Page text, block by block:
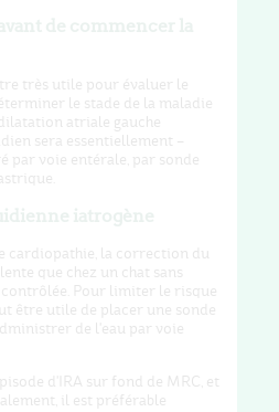
très utile pour évaluer le
le stade de la maladie
atriale gauche
sera essentiellement –
par voie entérale, par sonde
cardiopathie, la correction du
que chez un chat sans
Pour limiter le risque
être utile de placer une sonde
de l'eau par voie
d'IRA sur fond de MRC, et
il est préférable